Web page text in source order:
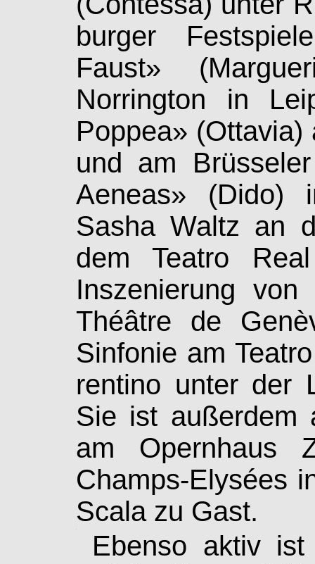
bur­ger
Faust»
Norrington in
Pop­pea»
und am
Aeneas» (Dido)
Sasha Waltz an
dem Teatro
Inszenierung
Théâtre de
Sinfonie am
ren­tino unter der
Sie ist außerdem
am Opernhaus
Champs-Elysées
Scala zu Gast.
.
Ebenso aktiv